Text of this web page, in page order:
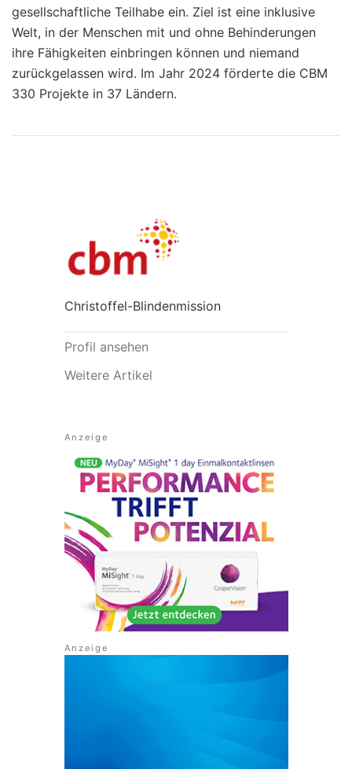
gesellschaftliche Teilhabe ein. Ziel ist eine inklusive
Welt, in der Menschen mit und ohne Behinderungen
ihre Fähigkeiten einbringen können und niemand
zurückgelassen wird. Im Jahr 2024 förderte die CBM
330 Projekte in 37 Ländern.
Christoffel-Blindenmission
Profil ansehen
Weitere Artikel